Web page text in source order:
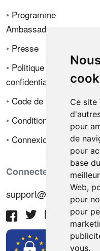
Ce site
pour
de
pour
base
Web,
pour
pour
vous.
• Programme
Ambassadeur
• Presse
• Politique de
confidentialité
• Code de déontologie
• Conditions de vente
• Connexion
Connectez-vous